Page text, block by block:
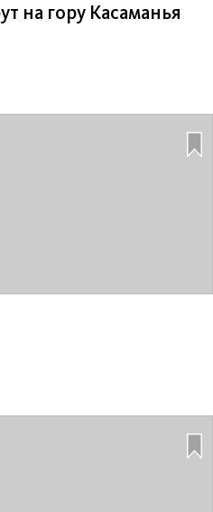
на гору Касаманья